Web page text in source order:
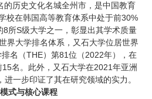
的历史文化名城全州市，是中国教育
校在韩国高等教育体系中处于前30%
所S级大学之一，彰显出其学术质量
界大学排名体系，又石大学位居世界
名（THE）第81位（2022年），在
名。此外，又石大学在2021年亚洲
一步印证了其在研究领域的实力。
式与核心课程